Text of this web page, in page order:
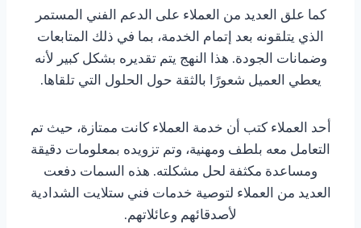
كما علق العديد من العملاء على الدعم الفني المستمر
الذي يتلقونه بعد إتمام الخدمة، بما في ذلك المتابعات
وضمانات الجودة. هذا النهج يتم تقديره بشكل كبير لأنه
يعطي العميل شعورًا بالثقة حول الحلول التي تلقاها.
أحد العملاء كتب أن خدمة العملاء كانت ممتازة، حيث تم
التعامل معه بلطف ومهنية، وتم تزويده بمعلومات دقيقة
ومساعدة مكثفة لحل مشكلته. هذه السمات دفعت
العديد من العملاء لتوصية خدمات فني ستلايت الشدادية
لأصدقائهم وعائلاتهم.